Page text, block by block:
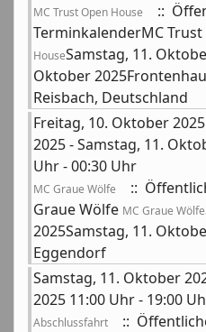
MC Trust Open House
::
TerminkalenderMC
HouseSamstag, 11.
Oktober
Reisbach, Deutschland
Freitag, 10. Oktober
2025 - Samstag, 11.
Uhr - 00:30 Uhr
MC Graue Wölfe
::
Graue Wölfe MC Graue Wölfe
2025Samstag, 11.
Eggendorf
Samstag, 11. Oktober
2025 11:00 Uhr - 19:00
Abschlussfahrt
::